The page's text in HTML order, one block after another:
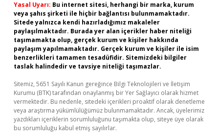
Yasal Uyarı: Bu internet sitesi, herhangi bir marka, kurum
veya şahıs şirketi ile hiçbir bağlantısı bulunmamaktadır.
Sitede yalnızca kendi hazırladığımız makaleler
paylaşılmaktadır. Burada yer alan içerikler haber niteliği
taşımamakta olup, gerçek kurum ve kişiler hakkında
paylaşım yapılmamaktadır. Gerçek kurum ve kişiler ile isim
benzerlikleri tamamen tesadüfidir. Sitemizdeki bilgiler
taslak halindedir ve tavsiye niteliği taşımazlar.
Sitemiz, 5651 Sayılı Kanun gereğince Bilgi Teknolojileri ve İletişim
Kurumu (BTK) tarafından onaylanmış bir Yer Sağlayıcı olarak hizmet
vermektedir. Bu nedenle, sitedeki içerikleri proaktif olarak denetleme
veya araştırma yükümlülüğümüz bulunmamaktadır. Ancak, üyelerimiz
yazdıkları içeriklerin sorumluluğunu taşımakta olup, siteye üye olarak
bu sorumluluğu kabul etmiş sayılırlar.